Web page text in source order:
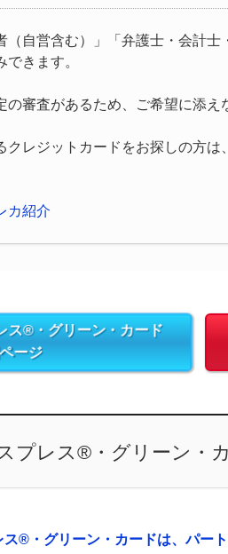
（自営含む）」「弁護士・会計士
きます。
の審査があるため、ご希望に添え
レジットカードをお探しの方は
カ紹介
ス®・グリーン・カード
ージ
プレス®・グリーン・
®・グリーン・カードは、パー